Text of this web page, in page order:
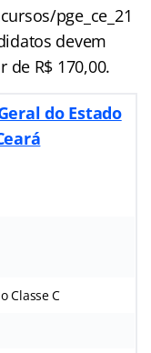
pge_ce_21
devem
de R$ 170,00.
do Estado
Classe C